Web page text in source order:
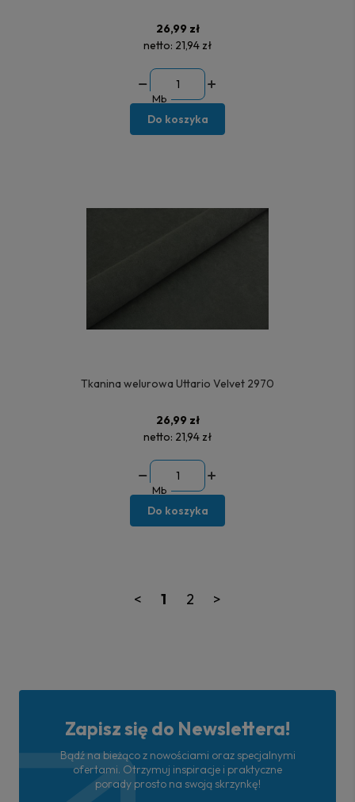
26,99 zł
netto: 21,94 zł
Mb
Do koszyka
Tkanina welurowa Uttario Velvet 2970
26,99 zł
netto: 21,94 zł
Mb
Do koszyka
< 1 2 >
Zapisz się do Newslettera!
Bądź na bieżąco z nowościami oraz specjalnymi
ofertami. Otrzymuj inspiracje i praktyczne
porady prosto na swoją skrzynkę!